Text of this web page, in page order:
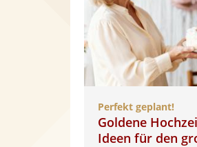
Perfekt geplant!
Goldene
Ideen für den